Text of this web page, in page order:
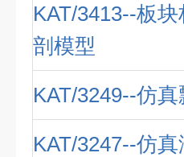
KAT/3413--板
剖模型
KAT/3249--仿
KAT/3247--仿